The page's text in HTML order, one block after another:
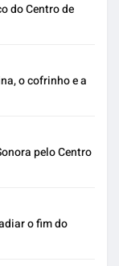
do Centro de
o cofrinho e a
pelo Centro
o fim do